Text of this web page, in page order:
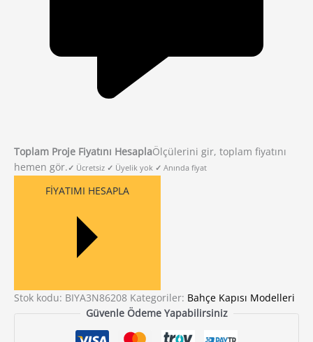
Toplam Proje Fiyatını HesaplaÖlçülerini gir, toplam fiyatını
hemen gör. ✓ Ücretsiz ✓ Üyelik yok ✓ Anında fiyat
FIYATIMI HESAPLA
Stok kodu: BIYA3N86208 Kategoriler: Bahçe Kapısı Modelleri
Güvenle Ödeme Yapabilirsiniz